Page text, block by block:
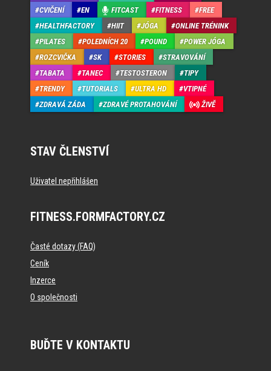
CVIČENÍ
EN FITCAST FITNESS
FREE
HEALTHFACTORY
HIIT JÓGA
ONLINE TRÉNINK
PILATES
POLEDNÍCH 20 POUND
POWER JÓGA
ROZCVIČKA
SK STORIES
STRAVOVÁNÍ
TABATA
TANEC TESTOSTERON
TIPY
TRENDY
TUTORIALS ULTRA HD
VTIPNÉ
ZDRAVÁ ZÁDA
ZDRAVÉ PROTAHOVÁNÍ ŽIVĚ
STAV ČLENSTVÍ
Uživatel nepřihlášen
FITNESS.FORMFACTORY.CZ
Časté dotazy (FAQ)
Ceník
Inzerce
O společnosti
BUĎTE V KONTAKTU